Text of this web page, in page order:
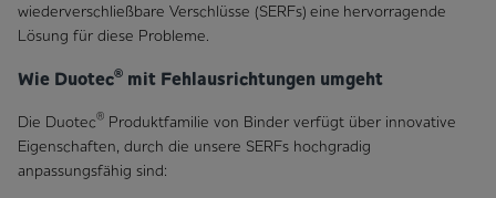
wiederverschließbare Verschlüsse (SERFs) eine hervorragende
Lösung für diese Probleme.
Wie Duotec® mit Fehlausrichtungen umgeht
Die Duotec® Produktfamilie von Binder verfügt über innovative
Eigenschaften, durch die unsere SERFs hochgradig
anpassungsfähig sind: